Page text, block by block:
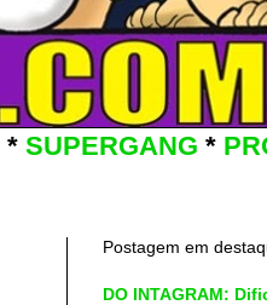
* SUPERGANG *
Postagem em
DO INTAGRAM: